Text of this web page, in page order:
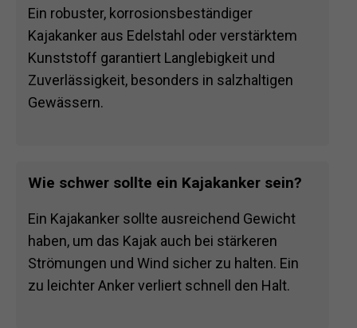
Ein robuster, korrosionsbeständiger
Kajakanker aus Edelstahl oder verstärktem
Kunststoff garantiert Langlebigkeit und
Zuverlässigkeit, besonders in salzhaltigen
Gewässern.
Wie schwer sollte ein Kajakanker sein?
Ein Kajakanker sollte ausreichend Gewicht
haben, um das Kajak auch bei stärkeren
Strömungen und Wind sicher zu halten. Ein
zu leichter Anker verliert schnell den Halt.